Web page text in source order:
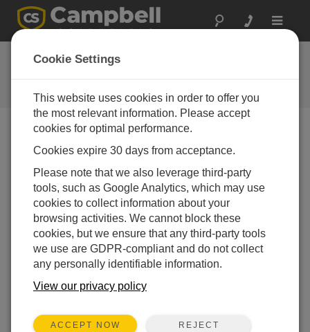
Toggle
Feedback
Let us know how we can improve
our website
Feedback Tool Unavailable
The page feedback tool is currently unavailable.
Cookie Settings
This website uses cookies in order to offer you
the most relevant information. Please accept
cookies for optimal performance.
Cookies expire 30 days from acceptance.
Please note that we also leverage third-party
tools, such as Google Analytics, which may use
cookies to collect information about your
browsing activities. We cannot block these
cookies, but we ensure that any third-party tools
we use are GDPR-compliant and do not collect
any personally identifiable information.
View our privacy policy
ACCEPT NOW REJECT